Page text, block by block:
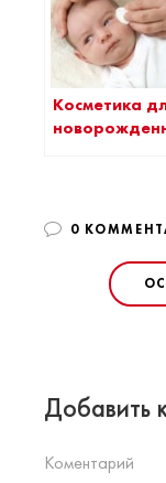
Косметика
0
Добавить
Коментарий